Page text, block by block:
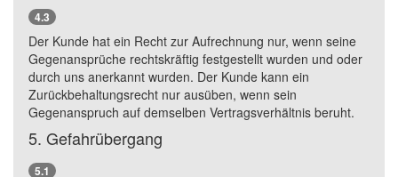
4.3
Der Kunde hat ein Recht zur Aufrechnung nur, wenn seine
Gegenansprüche rechtskräftig festgestellt wurden und oder
durch uns anerkannt wurden. Der Kunde kann ein
Zurückbehaltungsrecht nur ausüben, wenn sein
Gegenanspruch auf demselben Vertragsverhältnis beruht.
5. Gefahrübergang
5.1